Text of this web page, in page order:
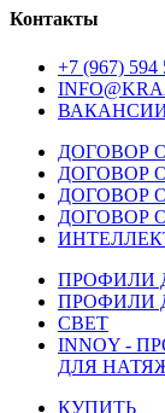
Контакты
+7 (967) 594
ДОГОВОР
ДОГОВОР
ДОГОВОР
ДОГОВОР
ПРОФИЛИ
ПРОФИЛИ
СВЕТ
INNOY -
ДЛЯ
КУПИТЬ